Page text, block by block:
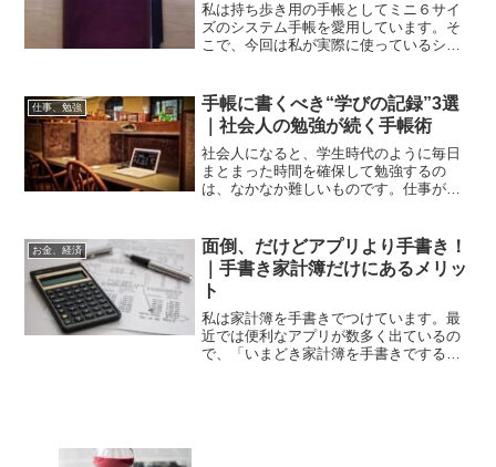
私は持ち歩き用の手帳としてミニ６サイ
ズのシステム手帳を愛用しています。そ
こで、今回は私が実際に使っているシス
と思います。ミニ６システム手帳を毎日
持ち歩きたくなる理由私が...
仕事、勉強
手帳に書くべき“学びの記録”3選
｜社会人の勉強が続く手帳術
社会人になると、学生時代のように毎日
まとまった時間を確保して勉強するの
は、なかなか難しいものです。仕事が終
日も多いのではないでしょうか。 実
際、目の前の業務や家庭のこと...
お金、経済
面倒、だけどアプリより手書き！
｜手書き家計簿だけにあるメリッ
ト
私は家計簿を手書きでつけています。最
近では便利なアプリが数多く出ているの
で、「いまどき家計簿を手書きでするな